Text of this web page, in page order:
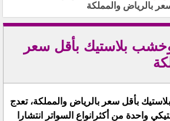
بالرياض والمملكة
بلاستيك بأقل سعر
بأقل سعر بالرياض والمملكة، تعدج
واحدة من أكثرانواع السواتر انتشارا